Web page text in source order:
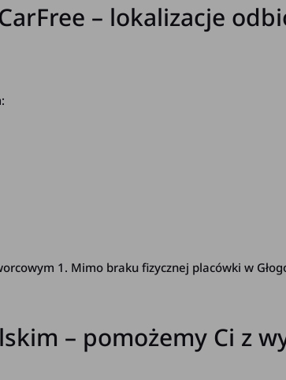
– lokalizacje
1. Mimo braku fizycznej placówki w
– pomożemy Ci z